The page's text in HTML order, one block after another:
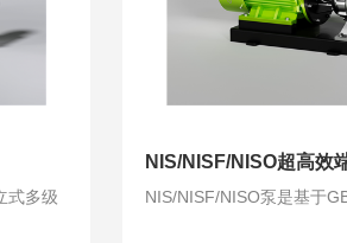
式多级
NIS/NISF/NISO超高效
NIS/NISF/NISO泵是基于